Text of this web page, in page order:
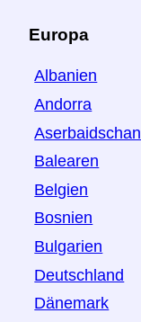
Europa
Albanien
Andorra
Aserbaidschan
Balearen
Belgien
Bosnien
Bulgarien
Deutschland
Dänemark